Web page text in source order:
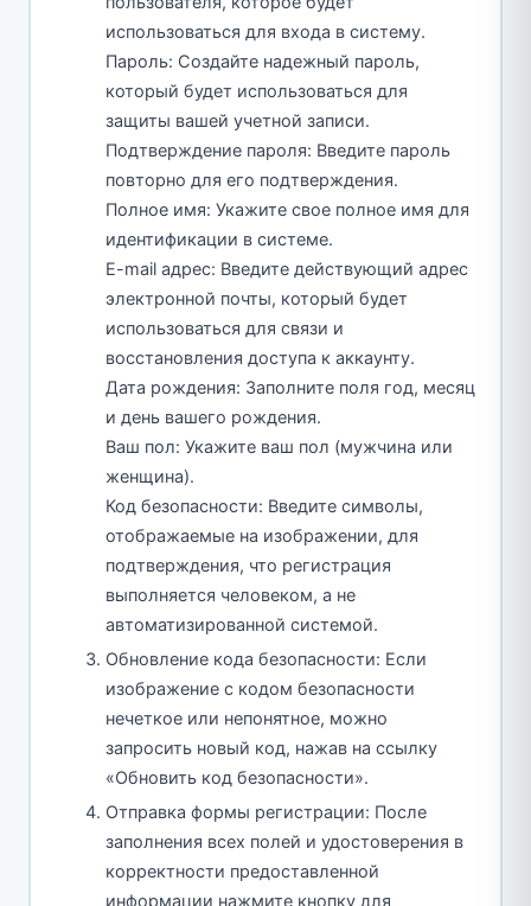
использоваться для входа в систему.
Пароль: Создайте надежный пароль,
который будет использоваться для
защиты вашей учетной записи.
Подтверждение пароля: Введите пароль
повторно для его подтверждения.
Полное имя: Укажите свое полное имя для
идентификации в системе.
E-mail адрес: Введите действующий адрес
электронной почты, который будет
использоваться для связи и
восстановления доступа к аккаунту.
Дата рождения: Заполните поля год, месяц
и день вашего рождения.
Ваш пол: Укажите ваш пол (мужчина или
женщина).
Код безопасности: Введите символы,
отображаемые на изображении, для
подтверждения, что регистрация
выполняется человеком, а не
автоматизированной системой.
Обновление кода безопасности: Если
изображение с кодом безопасности
нечеткое или непонятное, можно
запросить новый код, нажав на ссылку
«Обновить код безопасности».
Отправка формы регистрации: После
заполнения всех полей и удостоверения в
корректности предоставленной
информации нажмите кнопку для